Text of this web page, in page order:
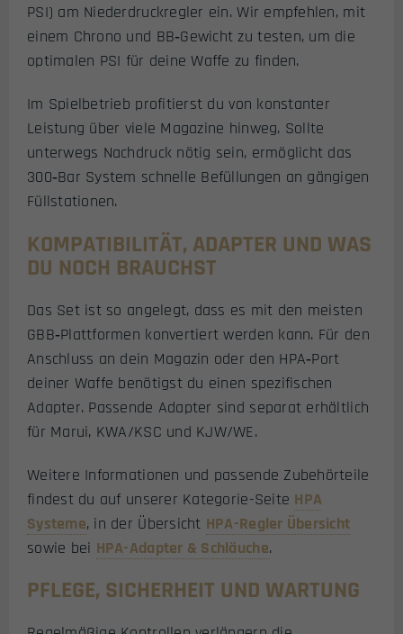
PSI) am Niederdruckregler ein. Wir empfehlen, mit
einem Chrono und BB‑Gewicht zu testen, um die
optimalen PSI für deine Waffe zu finden.
Im Spielbetrieb profitierst du von konstanter
Leistung über viele Magazine hinweg. Sollte
unterwegs Nachdruck nötig sein, ermöglicht das
300‑Bar System schnelle Befüllungen an gängigen
Füllstationen.
KOMPATIBILITÄT, ADAPTER UND WAS
DU NOCH BRAUCHST
Das Set ist so angelegt, dass es mit den meisten
GBB‑Plattformen konvertiert werden kann. Für den
Anschluss an dein Magazin oder den HPA‑Port
deiner Waffe benötigst du einen spezifischen
Adapter. Passende Adapter sind separat erhältlich
für Marui, KWA/KSC und KJW/WE.
Weitere Informationen und passende Zubehörteile
findest du auf unserer Kategorie-Seite HPA
Systeme, in der Übersicht HPA-Regler Übersicht
sowie bei HPA-Adapter & Schläuche.
PFLEGE, SICHERHEIT UND WARTUNG